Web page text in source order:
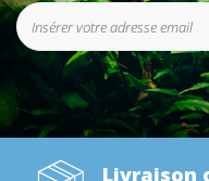
Livraison